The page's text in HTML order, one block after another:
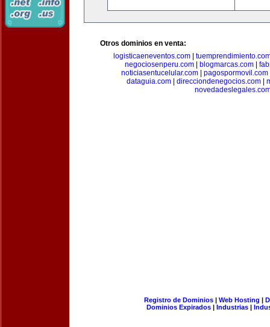
Otros dominios en venta:
logisticaeneventos.com|
negociosenperu.com| blogmarcas.com|
noticiasentucelular.com
pagospormovil.com
dataguia.com| direcciondenegocios.com|
Registro de Dominios| Web Hosting |
Dominios Expirados | Industrias |